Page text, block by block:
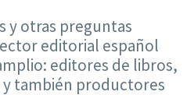
y otras preguntas
editorial español
editores de libros,
también productores